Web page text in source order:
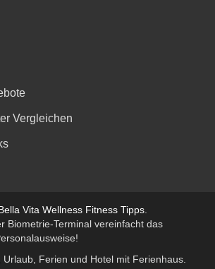
Vergleichen
Vita Wellness Fitness Tipps
Biometrie-Terminal vereinfacht das
Urlaub, Ferien und Hotel mit Ferienhaus.